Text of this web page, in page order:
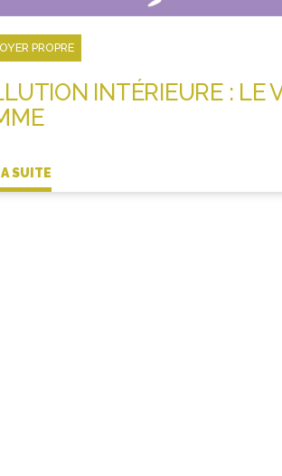
PROPRE
INTÉRIEURE : LE
SUITE